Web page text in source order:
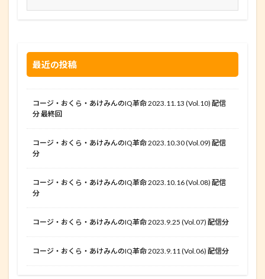
最近の投稿
コージ・おくら・あけみんのIQ革命 2023.11.13 (Vol.10) 配信
分 最終回
コージ・おくら・あけみんのIQ革命 2023.10.30 (Vol.09) 配信
分
コージ・おくら・あけみんのIQ革命 2023.10.16 (Vol.08) 配信
分
コージ・おくら・あけみんのIQ革命 2023.9.25 (Vol.07) 配信分
コージ・おくら・あけみんのIQ革命 2023.9.11 (Vol.06) 配信分